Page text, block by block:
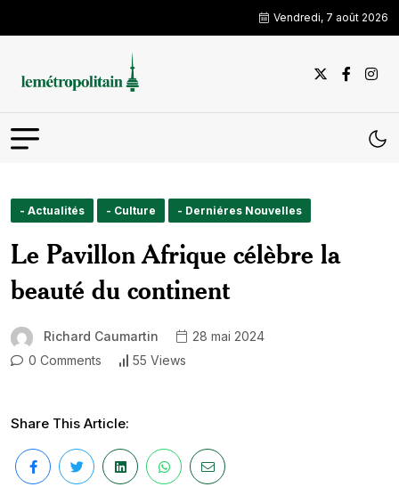
Vendredi, 7 août 2026
- Actualités - Culture - Derniéres Nouvelles
Le Pavillon Afrique célèbre la
beauté du continent
Richard Caumartin
28 mai 2024
0 Comments
55 Views
Share This Article: